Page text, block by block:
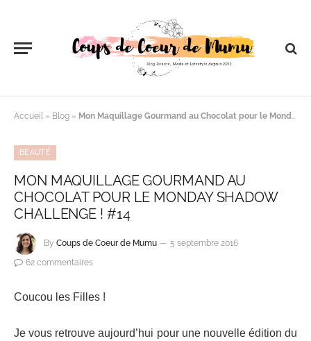
Accueil » Blog » Mon Maquillage Gourmand au Chocolat pour le Monday Shadow Challenge ! #14
BEAUTÉ
MON MAQUILLAGE GOURMAND AU
CHOCOLAT POUR LE MONDAY SHADOW
CHALLENGE ! #14
By Coups de Coeur de Mumu
5 septembre 2016
62 commentaires
Coucou les Filles !
Je vous retrouve aujourd’hui pour une nouvelle édition du